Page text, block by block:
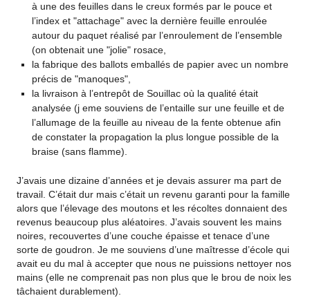
à une des feuilles dans le creux formés par le pouce et
l’index et "attachage" avec la dernière feuille enroulée
autour du paquet réalisé par l’enroulement de l’ensemble
(on obtenait une "jolie" rosace,
la fabrique des ballots emballés de papier avec un nombre
précis de "manoques",
la livraison à l’entrepôt de Souillac où la qualité était
analysée (j eme souviens de l’entaille sur une feuille et de
l’allumage de la feuille au niveau de la fente obtenue afin
de constater la propagation la plus longue possible de la
braise (sans flamme).
J’avais une dizaine d’années et je devais assurer ma part de
travail. C’était dur mais c’était un revenu garanti pour la famille
alors que l’élevage des moutons et les récoltes donnaient des
revenus beaucoup plus aléatoires. J’avais souvent les mains
noires, recouvertes d’une couche épaisse et tenace d’une
sorte de goudron. Je me souviens d’une maîtresse d’école qui
avait eu du mal à accepter que nous ne puissions nettoyer nos
mains (elle ne comprenait pas non plus que le brou de noix les
tâchaient durablement).